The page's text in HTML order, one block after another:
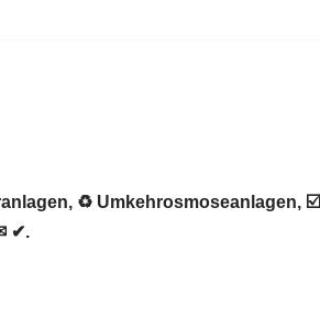
♻ Umkehrosmoseanlagen, ☑️
✔.